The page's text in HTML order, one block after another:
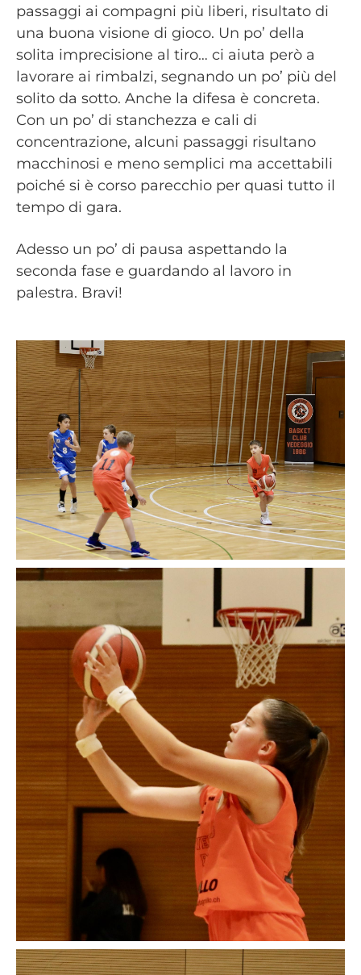
passaggi ai compagni più liberi, risultato di
una buona visione di gioco. Un po’ della
solita imprecisione al tiro… ci aiuta però a
lavorare ai rimbalzi, segnando un po’ più del
solito da sotto. Anche la difesa è concreta.
Con un po’ di stanchezza e cali di
concentrazione, alcuni passaggi risultano
macchinosi e meno semplici ma accettabili
poiché si è corso parecchio per quasi tutto il
tempo di gara.
Adesso un po’ di pausa aspettando la
seconda fase e guardando al lavoro in
palestra. Bravi!